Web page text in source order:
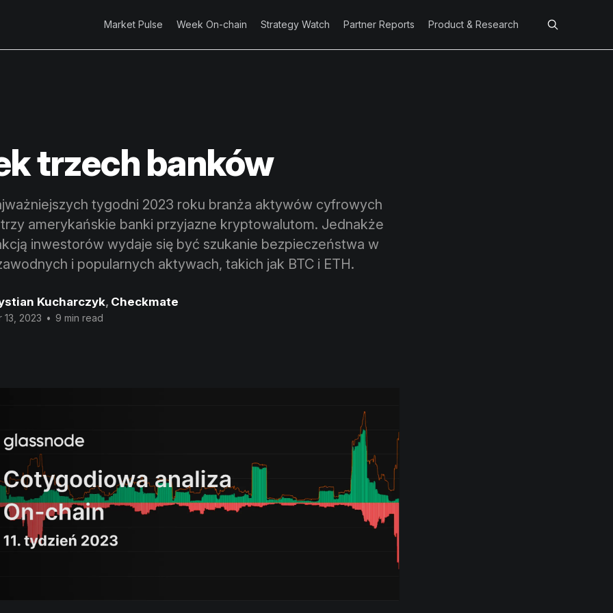
Market Pulse Week On-chain Strategy Watch Partner Reports Product & Research
trzech banków
tygodni 2023 roku branża aktywów cyfrowych
amerykańskie banki przyjazne kryptowalutom. Jednakże
inwestorów wydaje się być szukanie bezpieczeństwa w
i popularnych aktywach, takich jak BTC i ETH.
Kucharczyk, Checkmate
13, 2023 • 9 min read